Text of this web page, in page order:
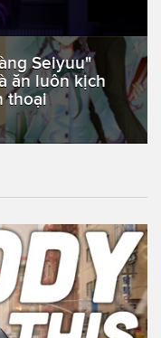
Seiyuu"
ăn luôn kịch
thoại